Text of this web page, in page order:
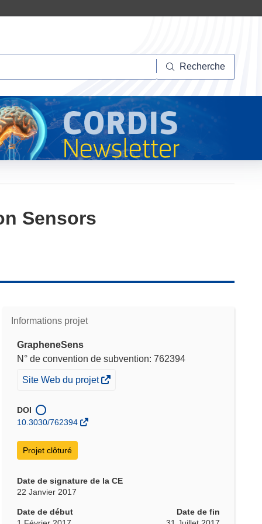
Recherche
Sensors
Informations projet
GrapheneSens
N° de convention de subvention: 762394
(s’ouvre
une
nouvelle
Site Web du projet
DOI
10.3030/762394
Projet clôturé
Date de signature de la CE
22 Janvier 2017
Date de début
Date de fin